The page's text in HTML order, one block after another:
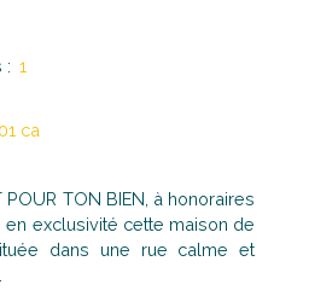
: 1
ca
POUR TON BIEN, à honoraires
exclusivité cette maison de
dans une rue calme et